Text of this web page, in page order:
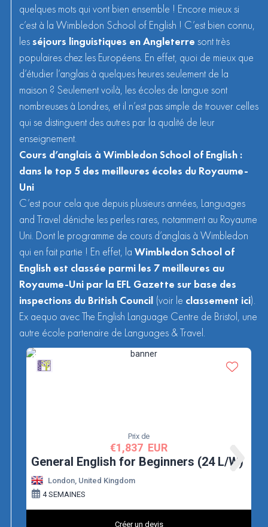
quelques mots qui vont bien ensemble ! Encore mieux si
c’est à la Wimbledon School of English ! C’est bien connu,
lesséjours linguistiques en Angleterre sont très
populaires chez les Européens. En effet, quoi de mieux que
d’étudier l’anglais à quelques heures seulement de la
maison ? Seulement voilà, les écoles de langue sont
nombreuses à Londres, et il n’est pas simple de trouver celles
qui se distinguent des autres par la qualité de leur
enseignement.
Cours d’anglais à Wimbledon School of English :
dans le top 5 des meilleures écoles du Royaume-
Uni
C’est pour cela que depuis plusieurs années, Languages
and Travel déniche les perles rares, notamment au Royaume
Uni. Dont le programme de cours d’anglais à Wimbledon
qui en fait partie ! En effet, la Wimbledon School of
English est classée parmi les 7 meilleures au
Royaume-Uni par la EFL Gazette sur base des
inspections du British Council (voir le classement ici).
Ex aequo avecThe English Language Centre de Bristol, une
autre école partenaire de Languages & Travel.